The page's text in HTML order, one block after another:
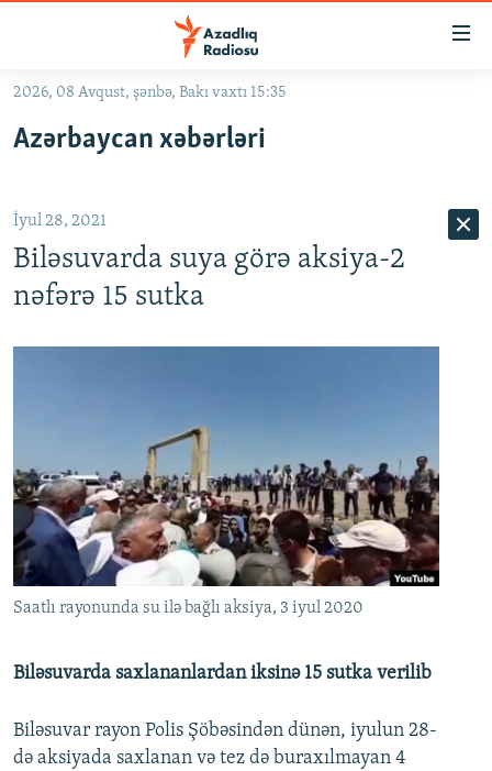
Əsas
qayıt
qayıt
Axtarışa
#ƏSLINDƏ
FOTOQALEREYA
İNFOQRAFIKA
KARIKATURA
OXU ZALI
AZƏRBAYCAN ƏDƏBIYYATI KITABXANASI
İSLAM VƏ DEMOKRATIYA
HAQQIMIZDA
MISSIYAMIZ
PEŞƏ ETIKASI VƏ JURNALISTIKA STANDARTLARIMIZ
BIZIMLƏ ƏLAQƏ
BIZI IZLƏ
2026, 08 Avqust, şənbə, Bakı vaxtı 15:35
Azərbaycan xəbərləri
İyul 28, 2021
Biləsuvarda suya görə aksiya-2
nəfərə 15 sutka
Saatlı rayonunda su ilə bağlı aksiya, 3 iyul 2020
Biləsuvarda saxlananlardan iksinə 15 sutka verilib
Biləsuvar rayon Polis Şöbəsindən dünən, iyulun 28-
də aksiyada saxlanan və tez də buraxılmayan 4